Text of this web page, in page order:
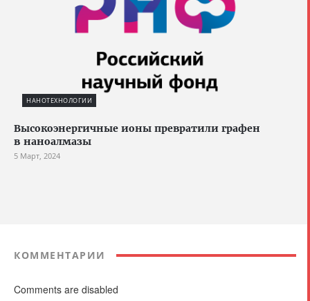
НАНОТЕХНОЛОГИИ
Высокоэнергичные ионы превратили графен
в наноалмазы
5 Март, 2024
КОММЕНТАРИИ
Comments are disabled